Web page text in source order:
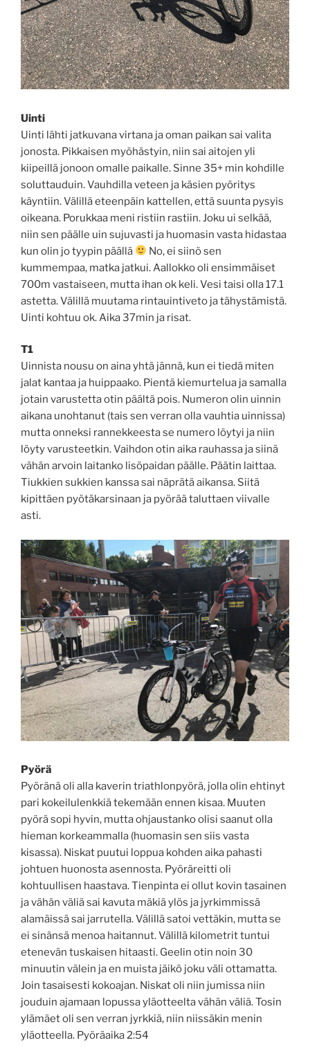
Uinti
Uinti lähti jatkuvana virtana ja oman paikan sai valita
jonosta. Pikkaisen myöhästyin, niin sai aitojen yli
kiipeillä jonoon omalle paikalle. Sinne 35+ min kohdille
soluttauduin. Vauhdilla veteen ja käsien pyöritys
käyntiin. Välillä eteenpäin kattellen, että suunta pysyis
oikeana. Porukkaa meni ristiin rastiin. Joku ui selkää,
niin sen päälle uin sujuvasti ja huomasin vasta hidastaa
kun olin jo tyypin päällä
No, ei siinö sen
kummempaa, matka jatkui. Aallokko oli ensimmäiset
700m vastaiseen, mutta ihan ok keli. Vesi taisi olla 17.1
astetta. Välillä muutama rintauintiveto ja tähystämistä.
Uinti kohtuu ok. Aika 37min ja risat.
T1
Uinnista nousu on aina yhtä jännä, kun ei tiedä miten
jalat kantaa ja huippaako. Pientä kiemurtelua ja samalla
jotain varustetta otin päältä pois. Numeron olin uinnin
aikana unohtanut (tais sen verran olla vauhtia uinnissa)
mutta onneksi rannekkeesta se numero löytyi ja niin
löyty varusteetkin. Vaihdon otin aika rauhassa ja siinä
vähän arvoin laitanko lisöpaidan päälle. Päätin laittaa.
Tiukkien sukkien kanssa sai näprätä aikansa. Siitä
kipittäen pyötäkarsinaan ja pyörää taluttaen viivalle
asti.
Pyörä
Pyöränä oli alla kaverin triathlonpyörä, jolla olin ehtinyt
pari kokeilulenkkiä tekemään ennen kisaa. Muuten
pyörä sopi hyvin, mutta ohjaustanko olisi saanut olla
hieman korkeammalla (huomasin sen siis vasta
kisassa). Niskat puutui loppua kohden aika pahasti
johtuen huonosta asennosta. Pyöräreitti oli
kohtuullisen haastava. Tienpinta ei ollut kovin tasainen
ja vähän väliä sai kavuta mäkiä ylös ja jyrkimmissä
alamäissä sai jarrutella. Välillä satoi vettäkin, mutta se
ei sinänsä menoa haitannut. Välillä kilometrit tuntui
etenevän tuskaisen hitaasti. Geelin otin noin 30
minuutin välein ja en muista jäikö joku väli ottamatta.
Join tasaisesti kokoajan. Niskat oli niin jumissa niin
jouduin ajamaan lopussa yläotteelta vähän väliä. Tosin
ylämäet oli sen verran jyrkkiä, niin niissäkin menin
yläotteella. Pyöräaika 2:54